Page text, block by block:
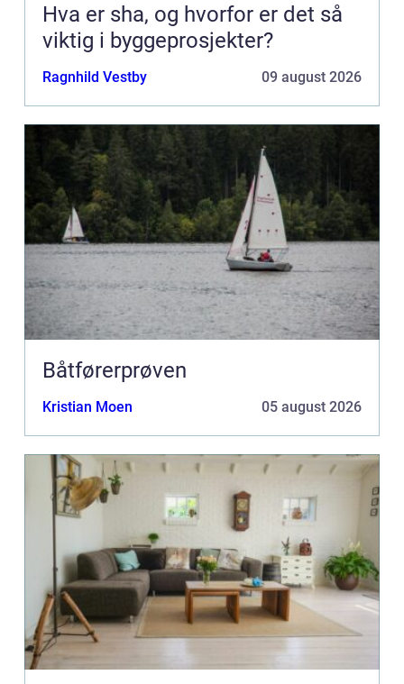
Hva er sha, og hvorfor er det så
viktig i byggeprosjekter?
Ragnhild Vestby 09 august 2026
Båtførerprøven
Kristian Moen 05 august 2026